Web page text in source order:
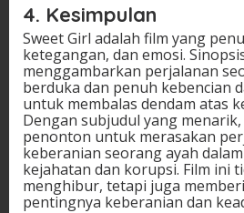
4. Kesimpulan
Sweet Girl adalah film yang
ketegangan, dan emosi.
menggambarkan perjalanan
berduka dan penuh kebencian
untuk membalas dendam atas
Dengan subjudul yang
penonton untuk merasakan
keberanian seorang ayah
kejahatan dan korupsi. Film ini
menghibur, tetapi juga
pentingnya keberanian dan